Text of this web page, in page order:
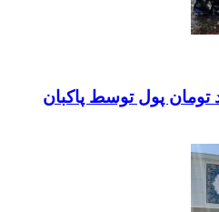
تومان پول توسط پاکبان